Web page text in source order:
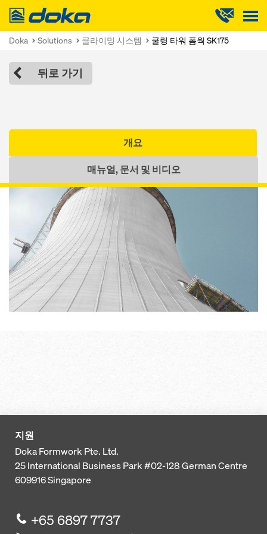
Doka
Doka Solutions 클라이밍 시스템 쿨링 타워 폼웍 SK175
뒤로 가기
개요
매뉴얼, 문서 및 비디오
지원
Doka Formwork Pte. Ltd.
25 International Business Park#02-128 German Centre
609916Singapore
+65 6897 7737